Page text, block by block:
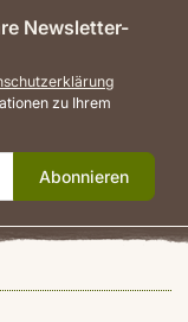
Newsletter-
zu Ihrem
Abonnieren